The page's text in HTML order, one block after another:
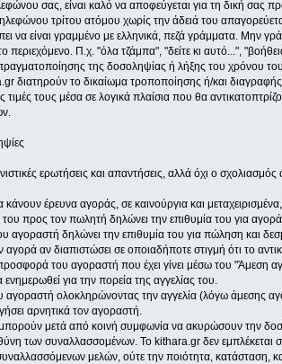
σας, είναι καλό να αποφεύγεται για τη δική σας
τρίτου ατόμου χωρίς την άδειά του
να είναι γραμμένο με ελληνικά, πεζά γράμματα. Μην
περιεχόμενο. Π.χ. "όλα τζάμπα", "δείτε κι αυτό...",
της δοσοληψίας ή λήξης του χρόνου
διατηρούν το δικαίωμα τροποποίησης ή/και
τιμές τους μέσα σε λογικά πλαίσια που θα
ερωτήσεις και απαντήσεις, αλλά όχι ο
έρευνα αγοράς, σε καινούργια και
προς τον πωλητή δηλώνει την επιθυμία του για αγορά
δηλώνει την επιθυμία του για πώληση και
αν διαπιστώσει σε οποιαδήποτε στιγμή ότι το
του αγοραστή που έχει γίνει μέσω του
για την πορεία της αγγελίας του.
ολοκληρώνοντας την αγγελία (λόγω άμεσης
αρνητικά τον αγοραστή.
μετά από κοινή συμφωνία να ακυρώσουν την
των συναλλασσομένων. Το kithara.gr δεν
μελών, ούτε την ποιότητα, κατάσταση,